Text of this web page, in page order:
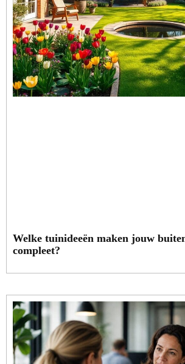
Welke tuinideeën maken jouw
compleet?